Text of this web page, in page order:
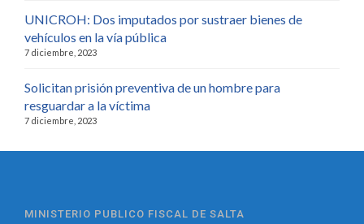
UNICROH: Dos imputados por sustraer bienes de
vehículos en la vía pública
7 diciembre, 2023
Solicitan prisión preventiva de un hombre para
resguardar a la víctima
7 diciembre, 2023
MINISTERIO PUBLICO FISCAL DE SALTA